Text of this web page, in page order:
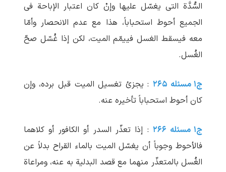
السُّدَّة التی یغسّل علیها وإنْ کان اعتبار الإباحة فی
الجمیع أحوط استحباباً، هذا مع عدم الانحصار وأمّا
معه فیسقط الغسل فییمّم المیت، لکن إذا غُسّل صحّ
الغُسل.
ج۱ مسئله ۲۶۵
: یجزئ تغسیل المیت قبل برده، وإن
کان أحوط استحباباً تأخیره عنه.
ج۱ مسئله ۲۶۶
: إذا تعذّر السدر أو الکافور أو کلاهما
فالأحوط وجوباً أن یغسّل المیت بالماء القراح بدلاً عن
الغُسل بالمتعذّر منهما مع قصد البدلیة به عنه، ومراعاة